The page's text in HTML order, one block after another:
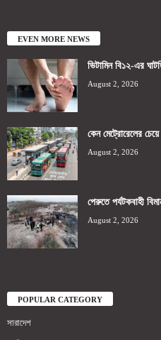
EVEN MORE NEWS
ভিটামিন বি১২-এর
August 2, 2026
কেন মেট্রোরেলের
August 2, 2026
পেরুতে পর্যটকবাহী
August 2, 2026
POPULAR CATEGORY
সারাদেশ